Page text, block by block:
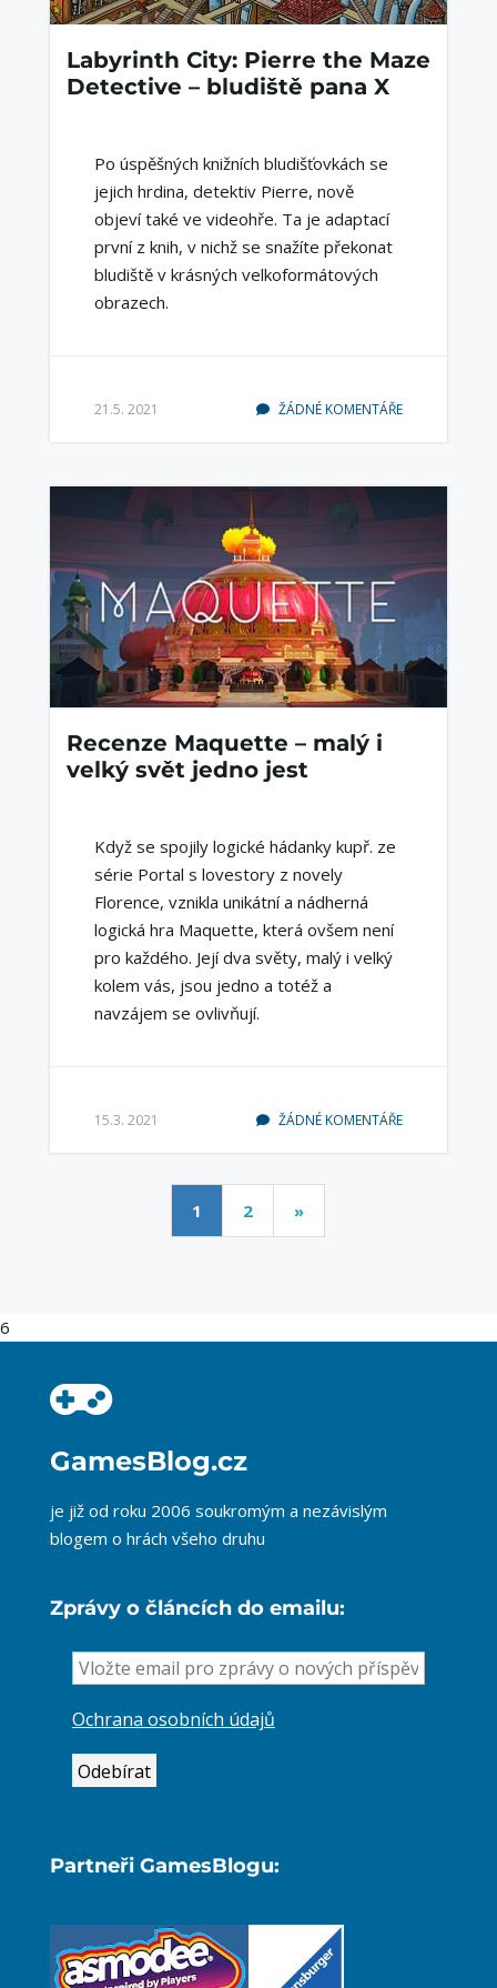
Labyrinth City: Pierre the Maze
Detective – bludiště pana X
Po úspěšných knižních bludišťovkách se
jejich hrdina, detektiv Pierre, nově
objeví také ve videohře. Ta je adaptací
první z knih, v nichž se snažíte překonat
bludiště v krásných velkoformátových
obrazech.
21.5. 2021 ŽÁDNÉ KOMENTÁŘE
Recenze Maquette – malý i
velký svět jedno jest
Když se spojily logické hádanky kupř. ze
série Portal s lovestory z novely
Florence, vznikla unikátní a nádherná
logická hra Maquette, která ovšem není
pro každého. Její dva světy, malý i velký
kolem vás, jsou jedno a totéž a
navzájem se ovlivňují.
15.3. 2021 ŽÁDNÉ KOMENTÁŘE
1 2 »
6
GamesBlog.cz
je již od roku 2006 soukromým a nezávislým
blogem o hrách všeho druhu
Zprávy o článcích do emailu:
Ochrana osobních údajů
Partneři GamesBlogu: